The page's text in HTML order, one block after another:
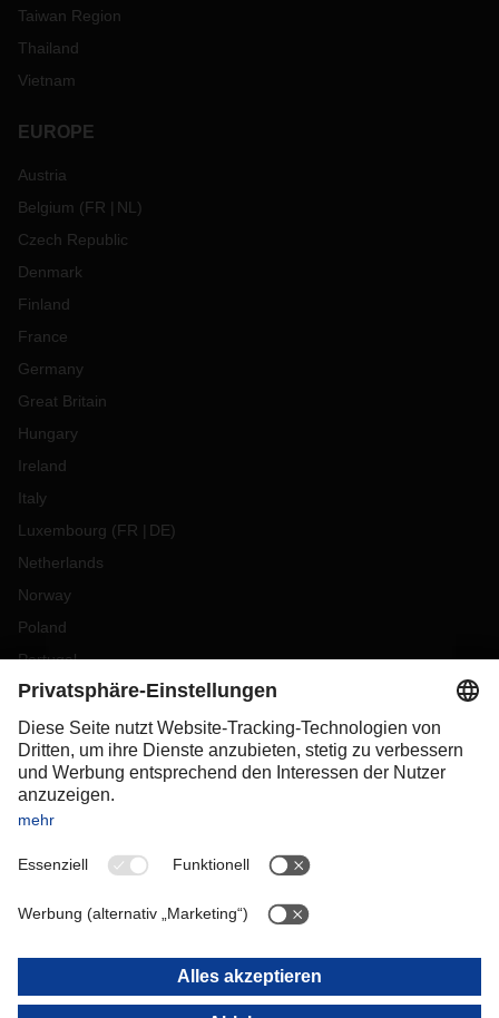
Taiwan Region
Thailand
Vietnam
EUROPE
Austria
Belgium (FR NL )
Czech Republic
Denmark
Finland
France
Germany
Great Britain
Hungary
Ireland
Italy
Luxembourg (FR DE)
Netherlands
Norway
Poland
Portugal
Romania
Slovakia
Spain
Sweden
Switzerland
OCEANIA